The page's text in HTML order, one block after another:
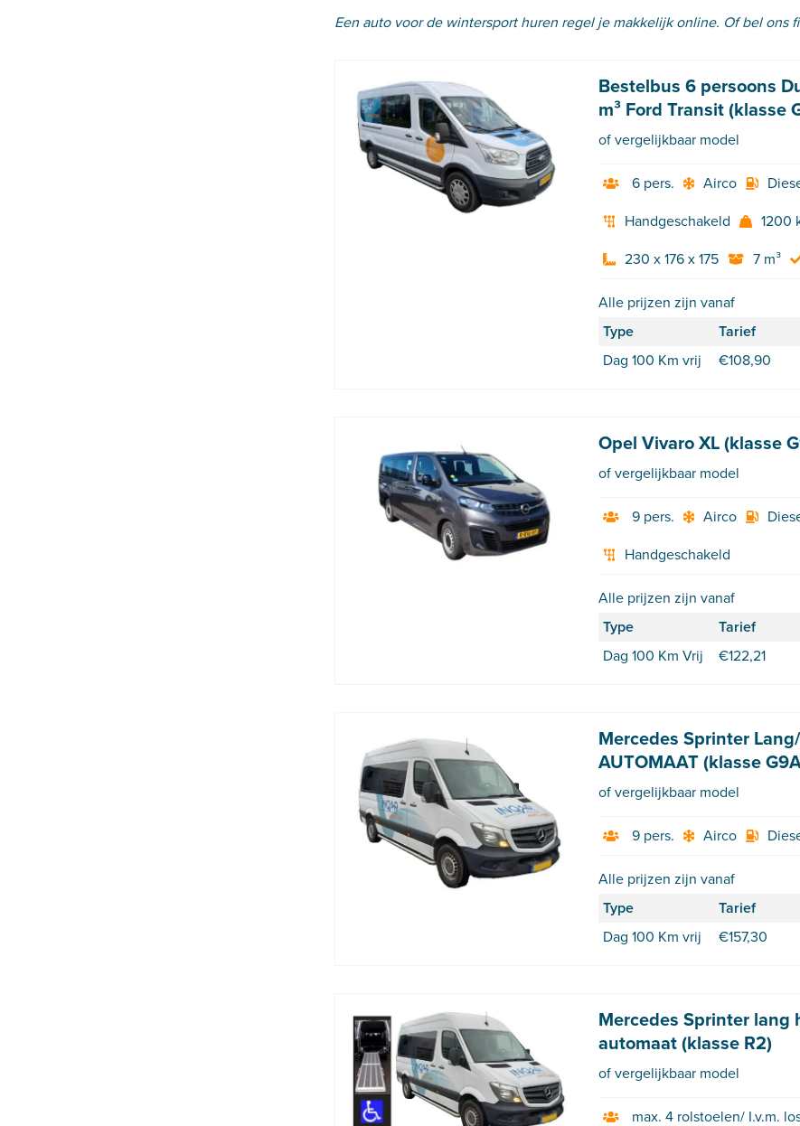
Een auto voor de wintersport huren regel je makkelijk online. Of bel ons
Bestelbus 6 persoons
m³ Ford Transit (klasse
of vergelijkbaar model
6 pers. Airco
Handgeschakeld
1200
230 x 176 x 175
7 m³
Alle prijzen zijn vanaf
Type
Tarief
Dag 100 Km vrij
€108,90
Opel Vivaro XL (klasse
of vergelijkbaar model
9 pers. Airco
Handgeschakeld
Alle prijzen zijn vanaf
Type
Tarief
Dag 100 Km Vrij
€122,21
Mercedes Sprinter
AUTOMAAT (klasse
of vergelijkbaar model
9 pers. Airco
Alle prijzen zijn vanaf
Type
Tarief
Dag 100 Km vrij
€157,30
Mercedes Sprinter lang
automaat (klasse R2)
of vergelijkbaar model
max. 4 rolstoelen/ I.v.m.